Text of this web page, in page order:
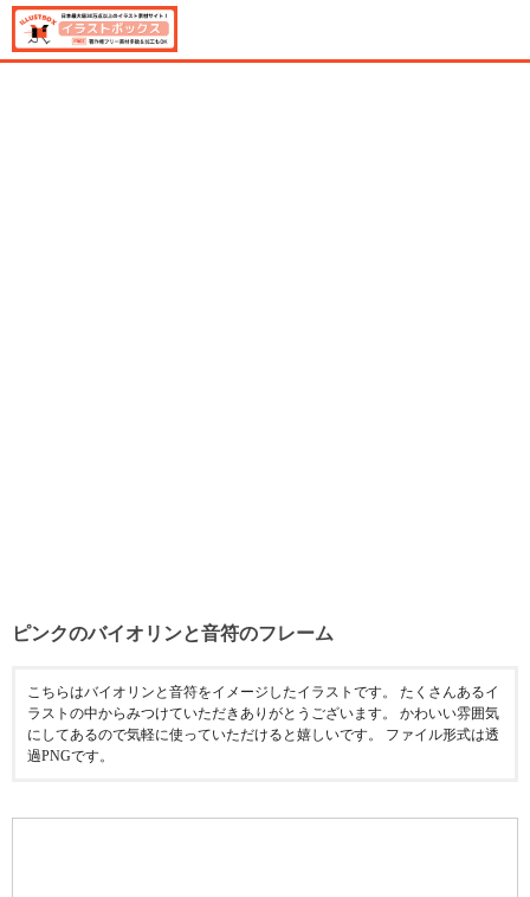
ピンクのバイオリンと音符のフレーム
こちらはバイオリンと音符をイメージしたイラストです。 たくさんあるイ
ラストの中からみつけていただきありがとうございます。 かわいい雰囲気
にしてあるので気軽に使っていただけると嬉しいです。 ファイル形式は透
過PNGです。